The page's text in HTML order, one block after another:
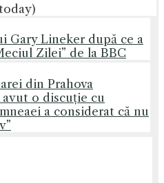
Gary Lineker după ce a
Zilei” de la BBC
din Prahova
o discuție cu
a considerat că nu